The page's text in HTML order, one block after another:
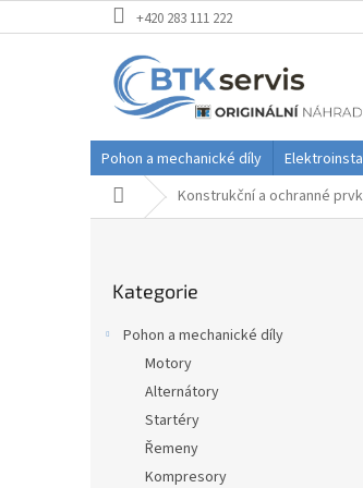
na
+420 283 111 222
Pohon a mechanické díly
Domů Konstrukční a ochranné
kategorie
Kategorie
Pohon a mechanické díly
Motory
Alternátory
Startéry
Řemeny
Kompresory